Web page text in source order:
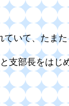
いて、たま
支部長をはじ